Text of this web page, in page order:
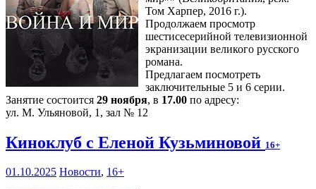
Том Харпер, 2016 г.).
Продолжаем просмотр
шестисесерийной телевизионной
экранизации великого русского
романа.
Предлагаем посмотреть
заключительные 5 и 6 серии.
Занятие состоится 29 ноября, в 17.00 по адресу:
ул. М. Ульяновой, 1, зал № 12
Киноклуб с Еленой Кузьминовой 16+
01.10.2025 Новости, 16+